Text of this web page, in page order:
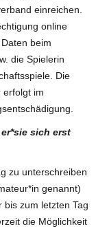
einreichen.
online
beim
die Spielerin
Die
erfolgt im
sich erst
zu unterschreiben
genannt)
zum letzten Tag
die Möglichkeit